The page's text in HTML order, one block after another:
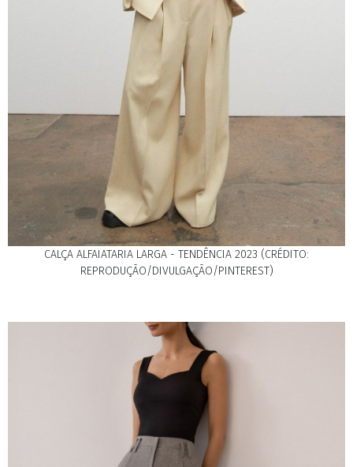
CALÇA ALFAIATARIA LARGA - TENDÊNCIA 2023 (CRÉDITO:
REPRODUÇÃO/DIVULGAÇÃO/PINTEREST)